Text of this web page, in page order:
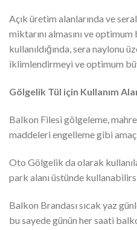
Açık üretim alanlarında ve
miktarını almasını ve
kullanıldığında, sera naylonu
iklimlendirmeyi ve optimum
Gölgelik Tül için Kullanım
Balkon Filesi gölgeleme,
maddeleri engelleme gibi
Oto Gölgelik da olarak
park alanı üstünde
Balkon Brandası sıcak yaz
bu sayede günün her saati